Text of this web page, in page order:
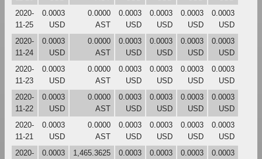
2020-
11-25
0.0003
USD
0.0000
AST
0.0003
USD
0.0003
USD
0.0003
USD
0.0003
USD
2020-
11-24
0.0003
USD
0.0000
AST
0.0003
USD
0.0003
USD
0.0003
USD
0.0003
USD
2020-
11-23
0.0003
USD
0.0000
AST
0.0003
USD
0.0003
USD
0.0003
USD
0.0003
USD
2020-
11-22
0.0003
USD
0.0000
AST
0.0003
USD
0.0003
USD
0.0003
USD
0.0003
USD
2020-
11-21
0.0003
USD
0.0000
AST
0.0003
USD
0.0003
USD
0.0003
USD
0.0003
USD
2020-
0.0003
1,465.3625
0.0003
0.0003
0.0003
0.0003